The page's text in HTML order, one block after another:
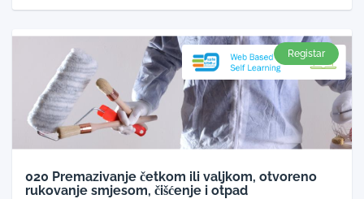
Registar
020 Premazivanje četkom ili valjkom, otvoreno
rukovanje smjesom, čišćenje i otpad